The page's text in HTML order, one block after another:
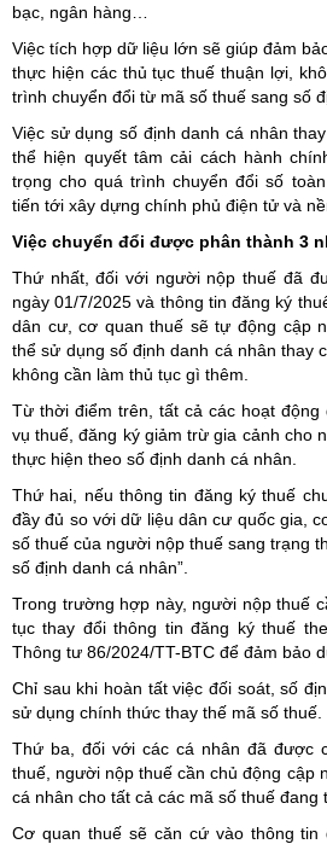
bạc, ngân hàng…
Việc tích hợp dữ liệu lớn sẽ giúp đảm
thực hiện các thủ tục thuế thuận lợi,
trình chuyển đổi từ mã số thuế sang số
Việc sử dụng số định danh cá nhân
thể hiện quyết tâm cải cách hành
trọng cho quá trình chuyển đổi số
tiến tới xây dựng chính phủ điện tử và
Việc chuyển đổi được phân thành 3
Thứ nhất, đối với người nộp thuế đã
ngày 01/7/2025 và thông tin đăng ký
dân cư, cơ quan thuế sẽ tự động cập
thể sử dụng số định danh cá nhân thay
không cần làm thủ tục gì thêm.
Từ thời điểm trên, tất cả các hoạt động
vụ thuế, đăng ký giảm trừ gia cảnh cho
thực hiện theo số định danh cá nhân.
Thứ hai, nếu thông tin đăng ký thuế
đầy đủ so với dữ liệu dân cư quốc gia,
số thuế của người nộp thuế sang trạng
số định danh cá nhân”.
Trong trường hợp này, người nộp thuế
tục thay đổi thông tin đăng ký thuế
Thông tư 86/2024/TT-BTC để đảm bảo
Chỉ sau khi hoàn tất việc đối soát, số
sử dụng chính thức thay thế mã số thuế.
Thứ ba, đối với các cá nhân đã được
thuế, người nộp thuế cần chủ động cập
cá nhân cho tất cả các mã số thuế đang
Cơ quan thuế sẽ căn cứ vào thông